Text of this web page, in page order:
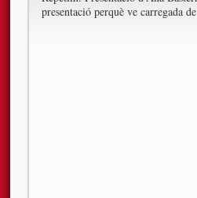
presentació perquè ve carregada